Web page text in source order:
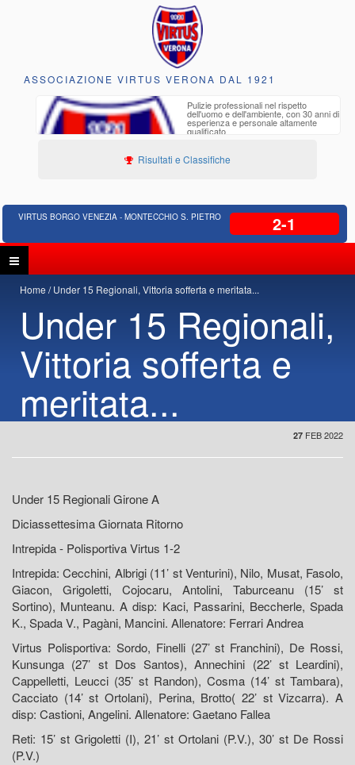
ASSOCIAZIONE VIRTUS VERONA DAL 1921
Pulizie professionali nel rispetto
dell'uomo e dell'ambiente, con 30 anni di
esperienza e personale altamente
qualificato
Risultati e Classifiche
VIRTUS BORGO VENEZIA - MONTECCHIO S. PIETRO 2-1
Home Under 15 Regionali, Vittoria sofferta e meritata...
Under 15 Regionali,
Vittoria sofferta e
meritata...
27 FEB 2022
Under 15 Regionali Girone A
Diciassettesima Giornata Ritorno
Intrepida - Polisportiva Virtus 1-2
Intrepida: Cecchini, Albrigi (11’ st Venturini), Nilo, Musat, Fasolo,
Giacon, Grigoletti, Cojocaru, Antolini, Taburceanu (15’ st
Sortino), Munteanu. A disp: Kaci, Passarini, Beccherle, Spada
K., Spada V., Pagàni, Mancini. Allenatore: Ferrari Andrea
Virtus Polisportiva: Sordo, Finelli (27’ st Franchini), De Rossi,
Kunsunga (27’ st Dos Santos), Annechini (22’ st Leardini),
Cappelletti, Leucci (35’ st Randon), Cosma (14’ st Tambara),
Cacciato (14’ st Ortolani), Perina, Brotto( 22’ st Vizcarra). A
disp: Castioni, Angelini. Allenatore: Gaetano Fallea
Reti: 15’ st Grigoletti (I), 21’ st Ortolani (P.V.), 30’ st De Rossi
(P.V.)